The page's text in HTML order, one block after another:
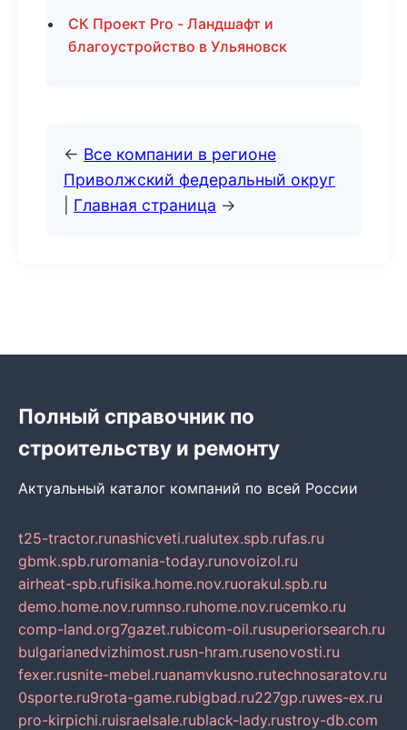
СК Проект Pro - Ландшафт и
благоустройство в Ульяновск
← Все компании в регионе
Приволжский федеральный округ
Главная страница →
Полный справочник по
строительству и ремонту
Актуальный каталог компаний по всей России
t25-tractor.runashicveti.rualutex.spb.rufas.ru
gbmk.spb.ruromania-today.runovoizol.ru
airheat-spb.rufisika.home.nov.ruorakul.spb.ru
demo.home.nov.rumnso.ruhome.nov.rucemko.ru
comp-land.org7gazet.rubicom-oil.rusuperiorsearch.ru
bulgarianedvizhimost.rusn-hram.rusenovosti.ru
fexer.rusnite-mebel.ruanamvkusno.rutechnosaratov.ru
0sporte.ru9rota-game.rubigbad.ru227gp.ruwes-ex.ru
pro-kirpichi.ruisraelsale.rublack-lady.rustroy-db.com